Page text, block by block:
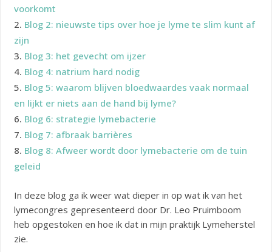
voorkomt
Blog 2: nieuwste tips over hoe je lyme te slim kunt af
zijn
Blog 3: het gevecht om ijzer
Blog 4: natrium hard nodig
Blog 5: waarom blijven bloedwaardes vaak normaal
en lijkt er niets aan de hand bij lyme?
Blog 6: strategie lymebacterie
Blog 7: afbraak barrières
Blog 8: Afweer wordt door lymebacterie om de tuin
geleid
In deze blog ga ik weer wat dieper in op wat ik van het
lymecongres gepresenteerd door Dr. Leo Pruimboom
heb opgestoken en hoe ik dat in mijn praktijk Lymeherstel
zie.